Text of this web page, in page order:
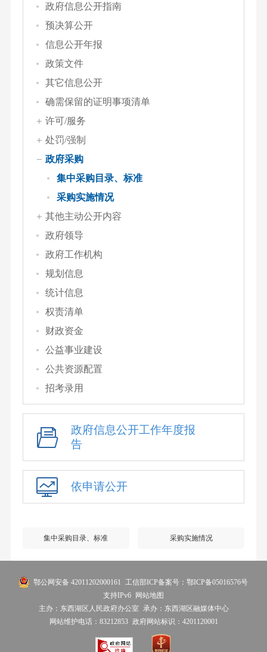
政府信息公开指南
预决算公开
信息公开年报
政策文件
其它信息公开
确需保留的证明事项清单
许可/服务
处罚/强制
政府采购
集中采购目录、标准
采购实施情况
其他主动公开内容
政府领导
政府工作机构
规划信息
统计信息
权责清单
财政资金
公益事业建设
公共资源配置
招考录用
政府信息公开工作年度报
告
依申请公开
集中采购目录、标准 采购实施情况
鄂公网安备 42011202000161 工信部ICP备案号：鄂ICP备05016576号
支持IPv6
网站地图
主办：东西湖区人民政府办公室 承办：东西湖区融媒体中心
网站维护电话：83212853 政府网站标识：4201120001